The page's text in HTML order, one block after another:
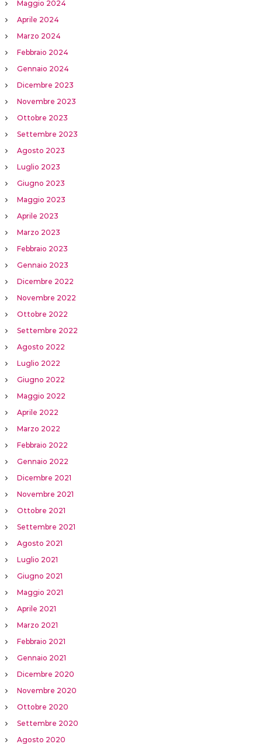
Maggio 2024
Aprile 2024
Marzo 2024
Febbraio 2024
Gennaio 2024
Dicembre 2023
Novembre 2023
Ottobre 2023
Settembre 2023
Agosto 2023
Luglio 2023
Giugno 2023
Maggio 2023
Aprile 2023
Marzo 2023
Febbraio 2023
Gennaio 2023
Dicembre 2022
Novembre 2022
Ottobre 2022
Settembre 2022
Agosto 2022
Luglio 2022
Giugno 2022
Maggio 2022
Aprile 2022
Marzo 2022
Febbraio 2022
Gennaio 2022
Dicembre 2021
Novembre 2021
Ottobre 2021
Settembre 2021
Agosto 2021
Luglio 2021
Giugno 2021
Maggio 2021
Aprile 2021
Marzo 2021
Febbraio 2021
Gennaio 2021
Dicembre 2020
Novembre 2020
Ottobre 2020
Settembre 2020
Agosto 2020